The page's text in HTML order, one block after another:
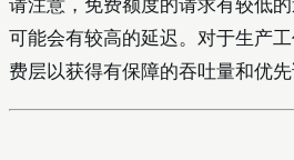
可能会有较高的延迟。对于生产
费层以获得有保障的吞吐量和优先